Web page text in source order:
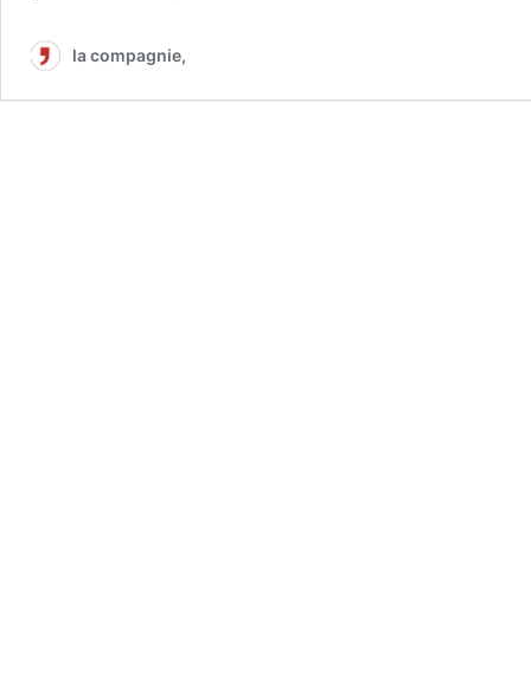
la compagnie,